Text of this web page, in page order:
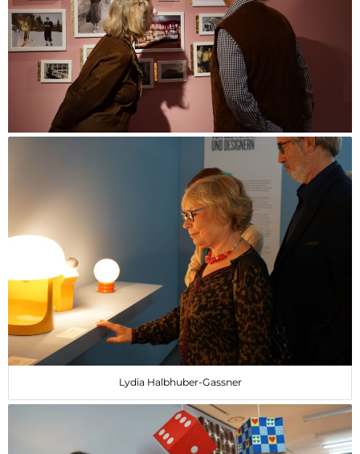
Lydia Halbhuber-Gassner